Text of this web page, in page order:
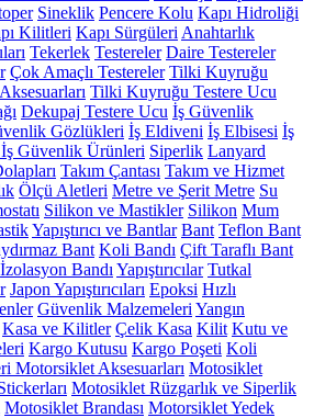
Sineklik Pencere Kolu Kapı Hidroliği
Kilitleri Kapı Sürgüleri Anahtarlık
Tekerlek Testereler Daire Testereler
Çok Amaçlı Testereler Tilki Kuyruğu
Tilki Kuyruğu Testere Ucu
Dekupaj Testere Ucu İş Güvenlik
Gözlükleri İş Eldiveni İş Elbisesi İş
Güvenlik Ürünleri Siperlik Lanyard
Takım Çantası Takım ve Hizmet
Ölçü Aletleri Metre ve Şerit Metre Su
Silikon ve Mastikler Silikon Mum
Yapıştırıcı ve Bantlar Bant Teflon Bant
Bant Koli Bandı Çift Taraflı Bant
İzolasyon Bandı Yapıştırıcılar Tutkal
Japon Yapıştırıcıları Epoksi Hızlı
Güvenlik Malzemeleri Yangın
Kasa ve Kilitler Çelik Kasa Kilit Kutu ve
Kargo Kutusu Kargo Poşeti Koli
Motorsiklet Aksesuarları Motosiklet
Motosiklet Rüzgarlık ve Siperlik
Motosiklet Brandası Motorsiklet Yedek